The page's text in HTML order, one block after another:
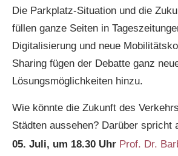
Die Parkplatz-Situation und die
füllen ganze Seiten in
Digitalisierung und neue
Sharing fügen der Debatte ganz
Lösungsmöglichkeiten hinzu.
Wie könnte die Zukunft des
Städten aussehen? Darüber spricht
05. Juli, um 18.30 Uhr Prof. Dr.